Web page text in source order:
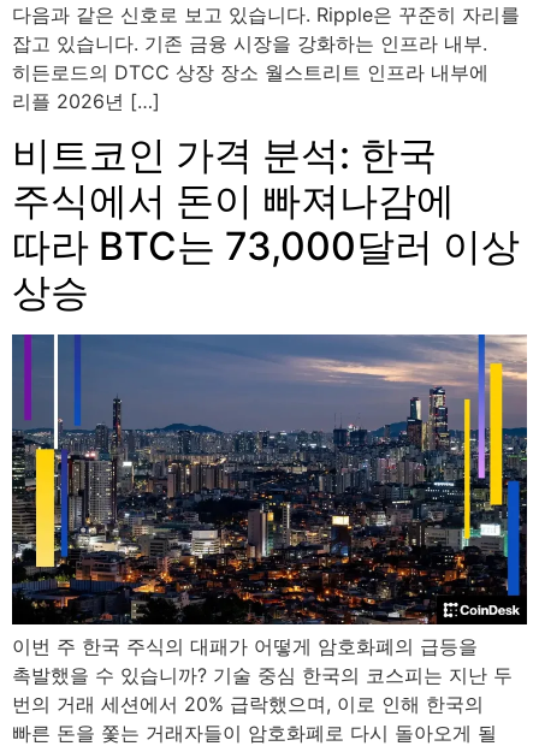
다음과 같은 신호로 보고 있습니다. Ripple은 꾸준히 자리를
잡고 있습니다. 기존 금융 시장을 강화하는 인프라 내부.
히든로드의 DTCC 상장 장소 월스트리트 인프라 내부에
리플 2026년 […]
비트코인 가격 분석: 한국
주식에서 돈이 빠져나감에
따라 BTC는 73,000달러 이상
상승
이번 주 한국 주식의 대패가 어떻게 암호화폐의 급등을
촉발했을 수 있습니까? 기술 중심 한국의 코스피는 지난 두
번의 거래 세션에서 20% 급락했으며, 이로 인해 한국의
빠른 돈을 쫓는 거래자들이 암호화폐로 다시 돌아오게 될